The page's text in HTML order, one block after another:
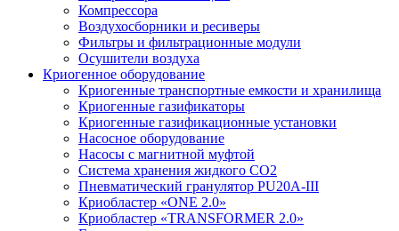
Компрессора
Воздухосборники и ресиверы
Фильтры и фильтрационные модули
Осушители воздуха
Криогенное оборудование
Криогенные транспортные емкости и хранилища
Криогенные газификаторы
Криогенные газификационные установки
Насосное оборудование
Насосы с магнитной муфтой
Система хранения жидкого CO2
Пневматический гранулятор PU20A-III
Криобластер «ONE 2.0»
Криобластер «TRANSFORMER 2.0»